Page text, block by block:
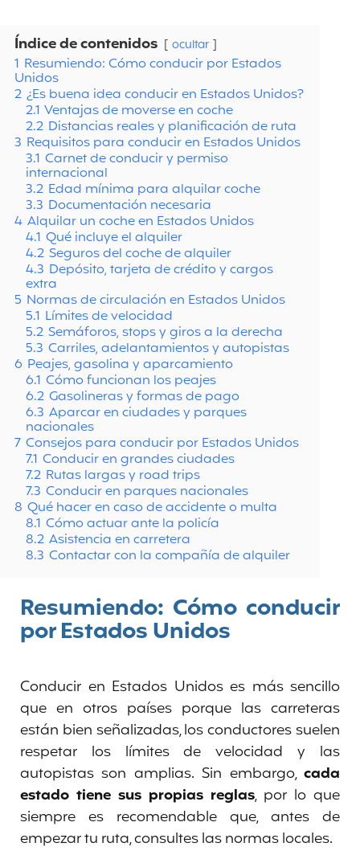
Índice de contenidos ocultar
1 Resumiendo: Cómo conducir por Estados
Unidos
2 ¿Es buena idea conducir en Estados Unidos?
2.1 Ventajas de moverse en coche
2.2 Distancias reales y planificación de ruta
3 Requisitos para conducir en Estados Unidos
3.1 Carnet de conducir y permiso
internacional
3.2 Edad mínima para alquilar coche
3.3 Documentación necesaria
4 Alquilar un coche en Estados Unidos
4.1 Qué incluye el alquiler
4.2 Seguros del coche de alquiler
4.3 Depósito, tarjeta de crédito y cargos
extra
5 Normas de circulación en Estados Unidos
5.1 Límites de velocidad
5.2 Semáforos, stops y giros a la derecha
5.3 Carriles, adelantamientos y autopistas
6 Peajes, gasolina y aparcamiento
6.1 Cómo funcionan los peajes
6.2 Gasolineras y formas de pago
6.3 Aparcar en ciudades y parques
nacionales
7 Consejos para conducir por Estados Unidos
7.1 Conducir en grandes ciudades
7.2 Rutas largas y road trips
7.3 Conducir en parques nacionales
8 Qué hacer en caso de accidente o multa
8.1 Cómo actuar ante la policía
8.2 Asistencia en carretera
8.3 Contactar con la compañía de alquiler
Resumiendo: Cómo conducir
por Estados Unidos
Conducir en Estados Unidos es más sencillo
que en otros países porque las carreteras
están bien señalizadas, los conductores suelen
respetar los límites de velocidad y las
autopistas son amplias. Sin embargo, cada
estado tiene sus propias reglas, por lo que
siempre es recomendable que, antes de
empezar tu ruta, consultes las normas locales.